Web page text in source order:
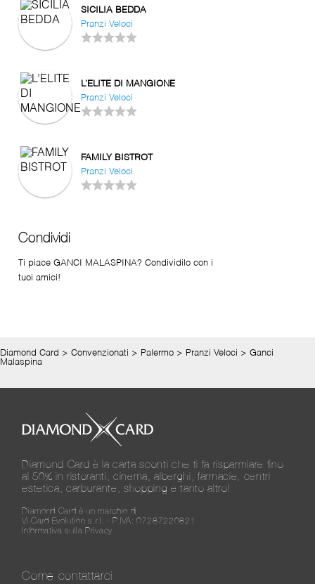
SICILIA BEDDA
Pranzi Veloci
L’ELITE DI MANGIONE
Pranzi Veloci
FAMILY BISTROT
Pranzi Veloci
Condividi
Ti piace GANCI MALASPINA? Condividilo con i
tuoi amici!
Diamond Card > Convenzionati > Palermo > Pranzi Veloci > Ganci
Malaspina
Diamond Card è la carta sconti che ti fa risparmiare fino
al 50% in ristoranti, cinema, alberghi, farmacie, centri
estetica, carburante, shopping e tanto altro!
Diamond Card è un marchio di
Vi.Card Evolution s.r.l. - P.IVA: 07287220821
Informativa sulla Privacy
Come contattarci